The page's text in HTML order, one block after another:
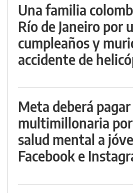
Una familia
Río de Janeiro por
cumpleaños y
accidente de
Meta deberá
multimillonaria
salud mental a
Facebook e